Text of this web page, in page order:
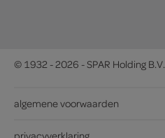
© 1932 - 2026 - SPAR Holding B.V.
algemene voorwaarden